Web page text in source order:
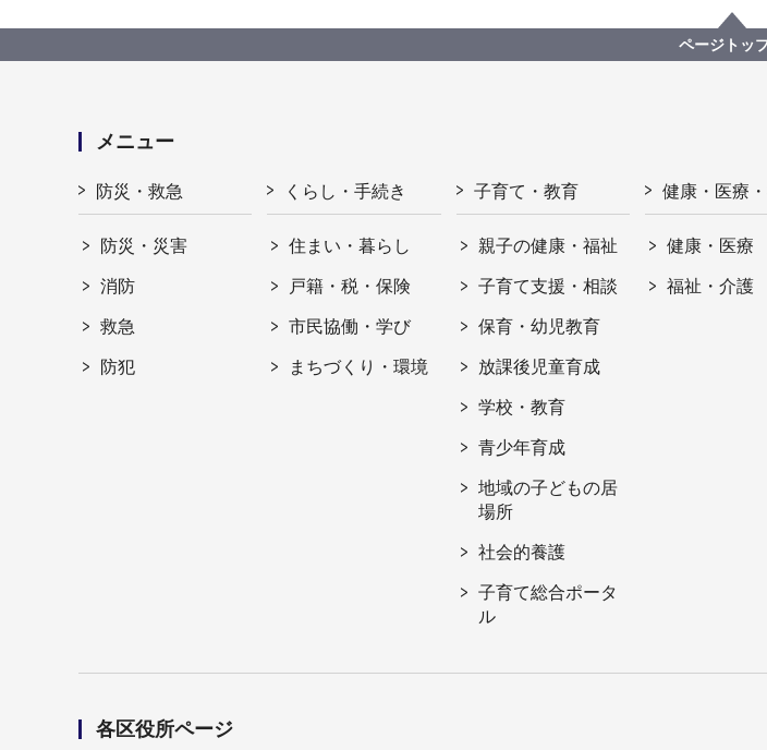
ページトッ
メニュー
防災・救急
防災・災害
消防
救急
防犯
くらし・手続き
住まい・暮らし
戸籍・税・保険
市民協働・学び
まちづくり・環境
子育て・教育
親子の健康・福祉
子育て支援・相談
保育・幼児教育
放課後児童育成
学校・教育
青少年育成
地域の子どもの居
場所
社会的養護
子育て総合ポータ
ル
健康・医療
健康・医療
福祉・介護
各区役所ページ